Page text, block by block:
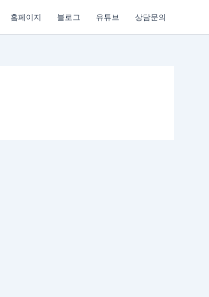
홈페이지 블로그 유튜브 상담문의